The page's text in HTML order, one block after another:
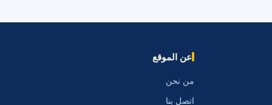
عن الموقع
من نحن
اتصل بنا